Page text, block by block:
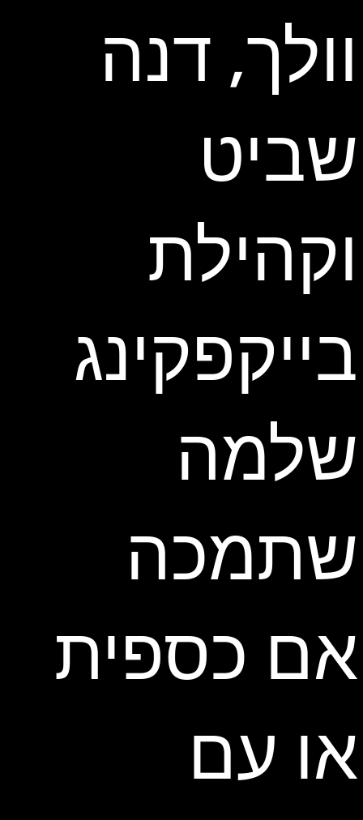
וולך, דנה
שביט
וקהילת
בייקפקינג
שלמה
שתמכה
אם כספית
או עם